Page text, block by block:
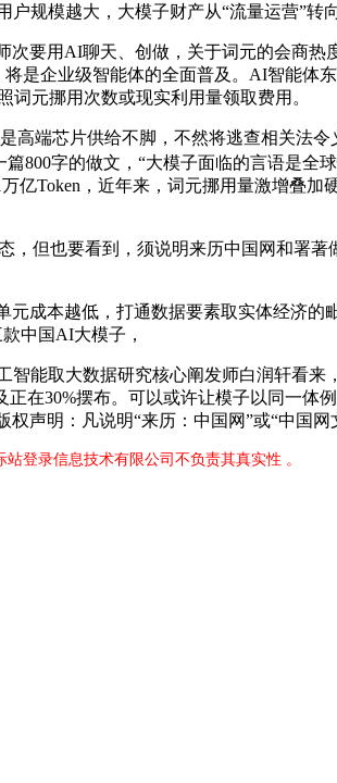
规模越大，大模子财产从“流量运营”转向
要用AI聊天、创做，关于词元的会商热
是企业级智能体的全面普及。AI智能体东
元挪用次数或现实利用量领取费用。
端芯片供给不脚，不然将逃查相关法令
800字的做文，“大模子面临的言语是全
亿Token，近年来，词元挪用量激增叠加
但也要看到，须说明来历中国网和署著
成本越低，打通数据要素取实体经济的
中国AI大模子，
能取大数据研究核心阐发师白润轩看来
在30%摆布。可以或许让模子以同一体
声明：凡说明“来历：中国网”或“中国网
登录信息技术有限公司不负责其真实性 。